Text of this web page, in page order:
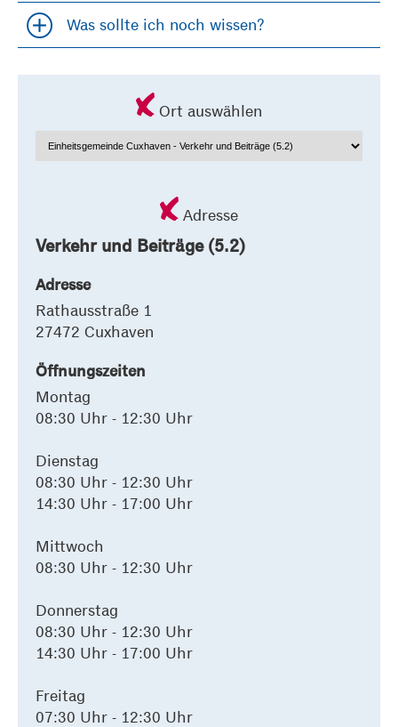
Accordion öfffnen und schließen
Was sollte ich noch wissen?
Ort auswählen
Adresse
Verkehr und Beiträge (5.2)
Adresse
Rathausstraße 1
27472 Cuxhaven
Öffnungszeiten
Montag
08:30 Uhr - 12:30 Uhr
Dienstag
08:30 Uhr - 12:30 Uhr
14:30 Uhr - 17:00 Uhr
Mittwoch
08:30 Uhr - 12:30 Uhr
Donnerstag
08:30 Uhr - 12:30 Uhr
14:30 Uhr - 17:00 Uhr
Freitag
07:30 Uhr - 12:30 Uhr